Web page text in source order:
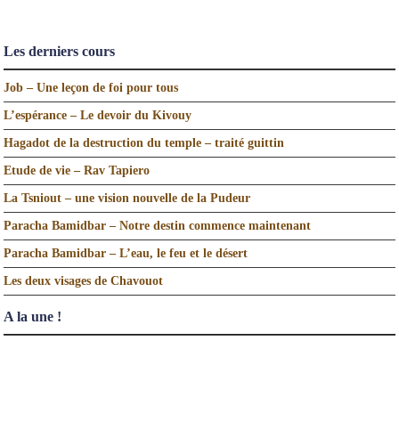
Les derniers cours
Job – Une leçon de foi pour tous
L’espérance – Le devoir du Kivouy
Hagadot de la destruction du temple – traité guittin
Etude de vie – Rav Tapiero
La Tsniout – une vision nouvelle de la Pudeur
Paracha Bamidbar – Notre destin commence maintenant
Paracha Bamidbar – L’eau, le feu et le désert
Les deux visages de Chavouot
A la une !